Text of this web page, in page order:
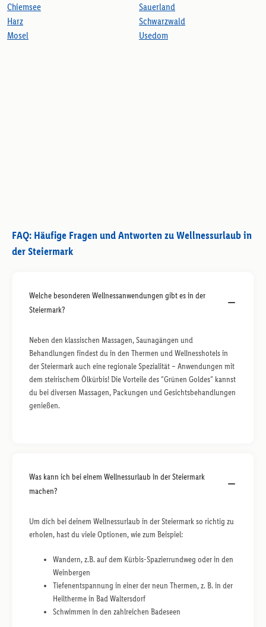
Chiemsee
Harz
Mosel
Sauerland
Schwarzwald
Usedom
FAQ: Häufige Fragen und Antworten zu Wellnessurlaub in
der Steiermark
Welche besonderen Wellnessanwendungen gibt es in der
Steiermark?
Neben den klassischen Massagen, Saunagängen und
Behandlungen findest du in den Thermen und Wellnesshotels in
der Steiermark auch eine regionale Spezialität – Anwendungen mit
dem steirischem Ölkürbis! Die Vorteile des “Grünen Goldes” kannst
du bei diversen Massagen, Packungen und Gesichtsbehandlungen
genießen.
Was kann ich bei einem Wellnessurlaub in der Steiermark
machen?
Um dich bei deinem Wellnessurlaub in der Steiermark so richtig zu
erholen, hast du viele Optionen, wie zum Beispiel:
Wandern, z.B. auf dem Kürbis-Spazierrundweg oder in den
Weinbergen
Tiefenentspannung in einer der neun Thermen, z. B. in der
Heiltherme in Bad Waltersdorf
Schwimmen in den zahlreichen Badeseen